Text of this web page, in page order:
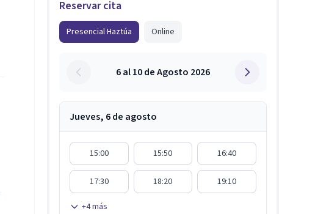
Reservar cita
Presencial Haztúa Online
6 al 10 de Agosto 2026
Jueves, 6 de agosto
15:00 15:50 16:40
17:30 18:20 19:10
+4más